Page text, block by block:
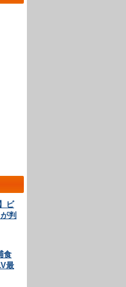
ビ
判
食
最